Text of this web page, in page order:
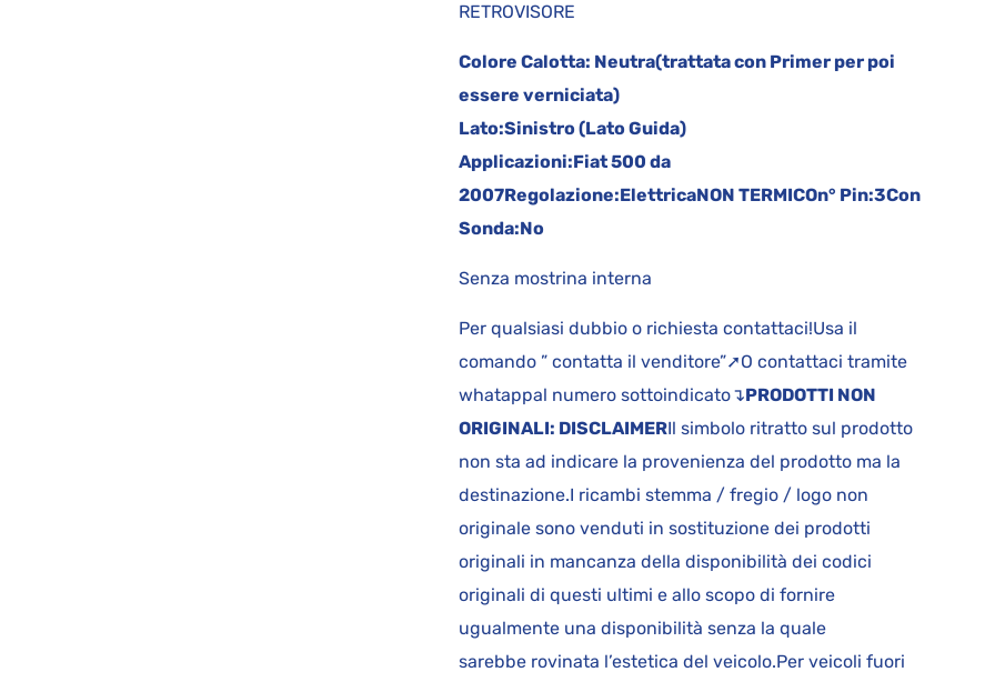
RETROVISORE
Colore Calotta: Neutra(trattata con Primer per poi
essere verniciata)
Lato:Sinistro (Lato Guida)
Applicazioni:Fiat 500 da
2007Regolazione:ElettricaNON TERMICOn° Pin:3Con
Sonda:No
Senza mostrina interna
Per qualsiasi dubbio o richiesta contattaci!Usa il
comando ” contatta il venditore”➚O contattaci tramite
whatappal numero sottoindicato↴PRODOTTI NON
ORIGINALI: DISCLAIMERIl simbolo ritratto sul prodotto
non sta ad indicare la provenienza del prodotto ma la
destinazione.I ricambi stemma / fregio / logo non
originale sono venduti in sostituzione dei prodotti
originali in mancanza della disponibilità dei codici
originali di questi ultimi e allo scopo di fornire
ugualmente una disponibilità senza la quale
sarebbe rovinata l’estetica del veicolo.Per veicoli fuori